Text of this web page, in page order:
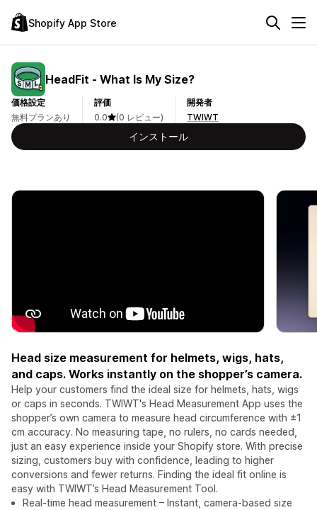
Shopify App Store
HeadFit ‑ What Is My Size?
価格設定
無料プランあり
評価
0.0
(0 レビュー)
開発者
TWIWT
インストール
Head size measurement for helmets, wigs, hats,
and caps. Works instantly on the shopper’s camera.
Help your customers find the ideal size for helmets, hats, wigs
or caps in seconds. TWIWT's Head Measurement App uses the
shopper’s own camera to measure head circumference with ±1
cm accuracy. No measuring tape, no rulers, no cards needed,
just an easy experience inside your Shopify store. With precise
sizing, customers buy with confidence, leading to higher
conversions and fewer returns. Finding the ideal fit online is
easy with TWIWT’s Head Measurement Tool.
Real-time head measurement – Instant, camera-based size